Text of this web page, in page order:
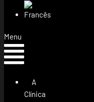
Menu
A
Clínica